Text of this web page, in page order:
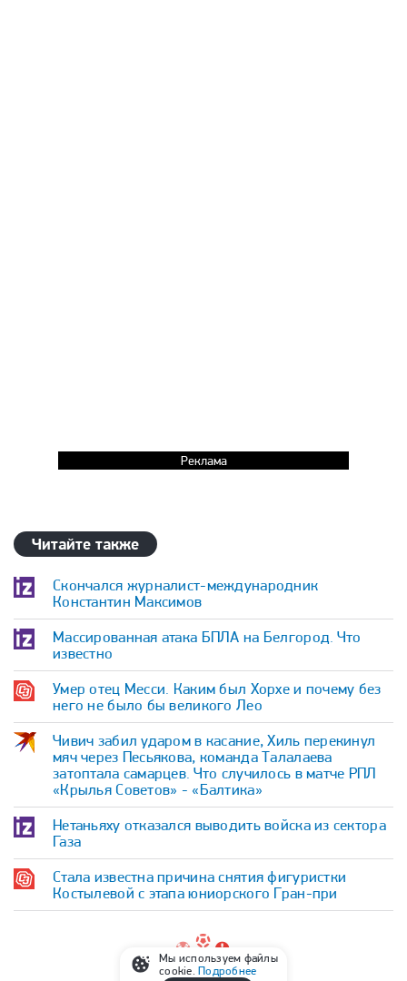
Реклама
Читайте также
Скончался журналист-международник
Константин Максимов
Массированная атака БПЛА на Белгород. Что
известно
Умер отец Месси. Каким был Хорхе и почему без
него не было бы великого Лео
Чивич забил ударом в касание, Хиль перекинул
мяч через Песьякова, команда Талалаева
затоптала самарцев. Что случилось в матче РПЛ
«Крылья Советов» - «Балтика»
Нетаньяху отказался выводить войска из сектора
Газа
Стала известна причина снятия фигуристки
Костылевой с этапа юниорского Гран-при
Мы используем файлы
cookie.Подробнее